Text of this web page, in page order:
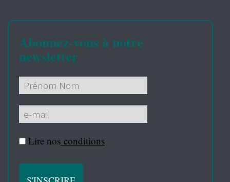
Abonnez-vous à notre
newsletter
Lire nos conditions